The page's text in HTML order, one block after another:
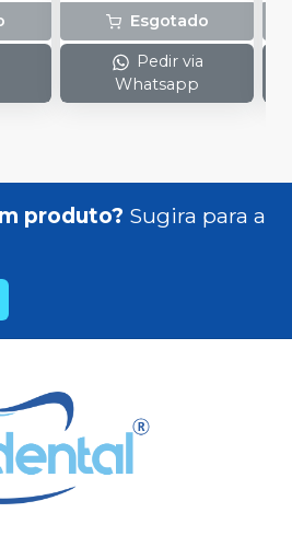
Esgotado
Pedir via
Whatsapp
produto? Sugira para a